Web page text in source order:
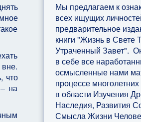
что
на
Мы предлагаем к
всех ищущих
предварительное
книги "Жизнь в Свете
Утраченный Завет".
в себе все
осмысленные нами
процессе
в области Изучения
Наследия, Развития
Смысла Жизни